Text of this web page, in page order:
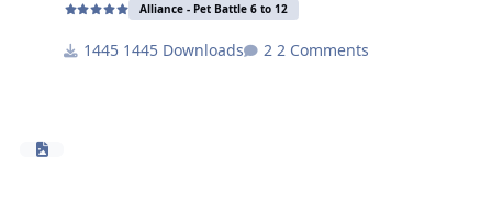
Alliance - Pet Battle 6 to 12
1445 Downloads 2 Comments